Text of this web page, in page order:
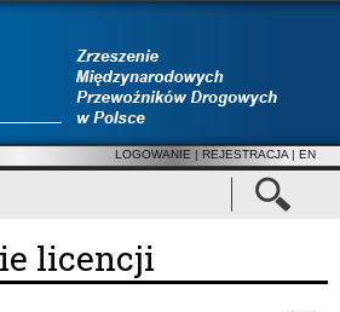
LOGOWANIE | REJESTRACJA | EN
licencji